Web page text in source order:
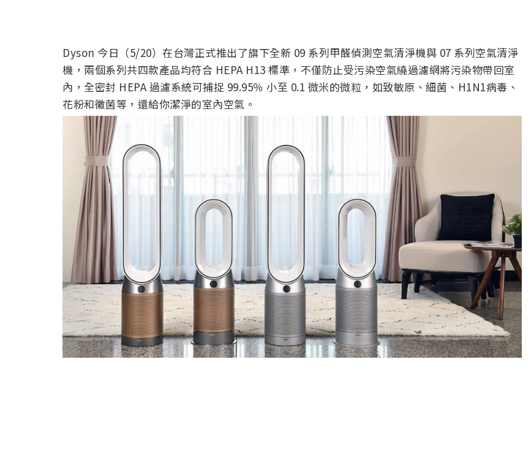
Dyson 今日（5/20）在台灣正式推出了旗下全新 09 系列甲醛偵測空氣清淨機與 07 系列空氣清淨
機，兩個系列共四款產品均符合 HEPA H13 標準，不僅防止受污染空氣繞過濾網將污染物帶回室
內，全密封 HEPA 過濾系統可捕捉 99.95％ 小至 0.1 微米的微粒，如致敏原、細菌、H1N1病毒、
花粉和黴菌等，還給你潔淨的室內空氣。